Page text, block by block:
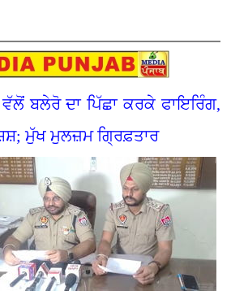
ਵੱਲੋਂ ਬਲੇਰੋ ਦਾ ਪਿੱਛਾ ਕਰਕੇ ਫਾਇਰਿੰਗ,
ਮੁੱਖ ਮੁਲਜ਼ਮ ਗ੍ਰਿਫ਼ਤਾਰ